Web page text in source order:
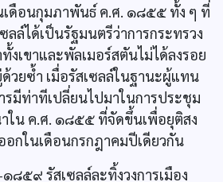
เดือนกุมภาพันธ์ ค.ศ. ๑๘๕๕ ทั้ง ๆ ที่
ลล์ได้เป็นรัฐมนตรีว่าการกระทรวง
งเขาและพัลเมอร์สตันไม่ได้ลงรอย
วยซํ้า เมื่อรัสเซลล์ในฐานะผู้แทน
รมีท่าทีเปลี่ยนไปมาในการประชุม
ใน ค.ศ. ๑๘๕๕ ที่จัดขึ้นเพื่อยุติสง
อกในเดือนกรกฎาคมปีเดียวกัน
๘๕๙ รัสเซลล์ละทิ้งวงการเมือง